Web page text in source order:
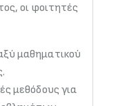
οι φοιτητές
μαθηματικού
μεθόδους για